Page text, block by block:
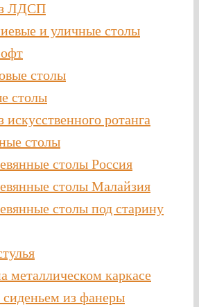
ЛДСП
и уличные столы
столы
столы
искусственного ротанга
столы
столы Россия
столы Малайзия
столы под старину
металлическом каркасе
сиденьем из фанеры